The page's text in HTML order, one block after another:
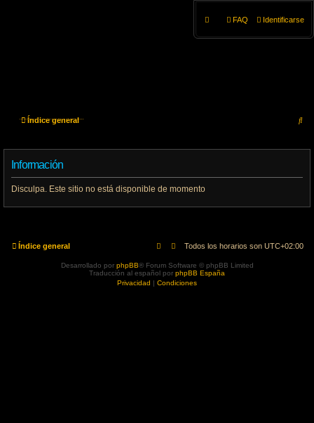
Identificarse
FAQ
Índice general
a
Información
Disculpa. Este sitio no está disponible de momento
Índice general Todos los horarios son UTC+02:00
Desarrollado por phpBB® Forum Software © phpBB Limited
Traducción al español por phpBB España
Privacidad | Condiciones